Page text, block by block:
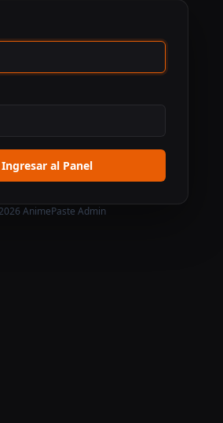
Ingresar al Panel
AnimePaste Admin